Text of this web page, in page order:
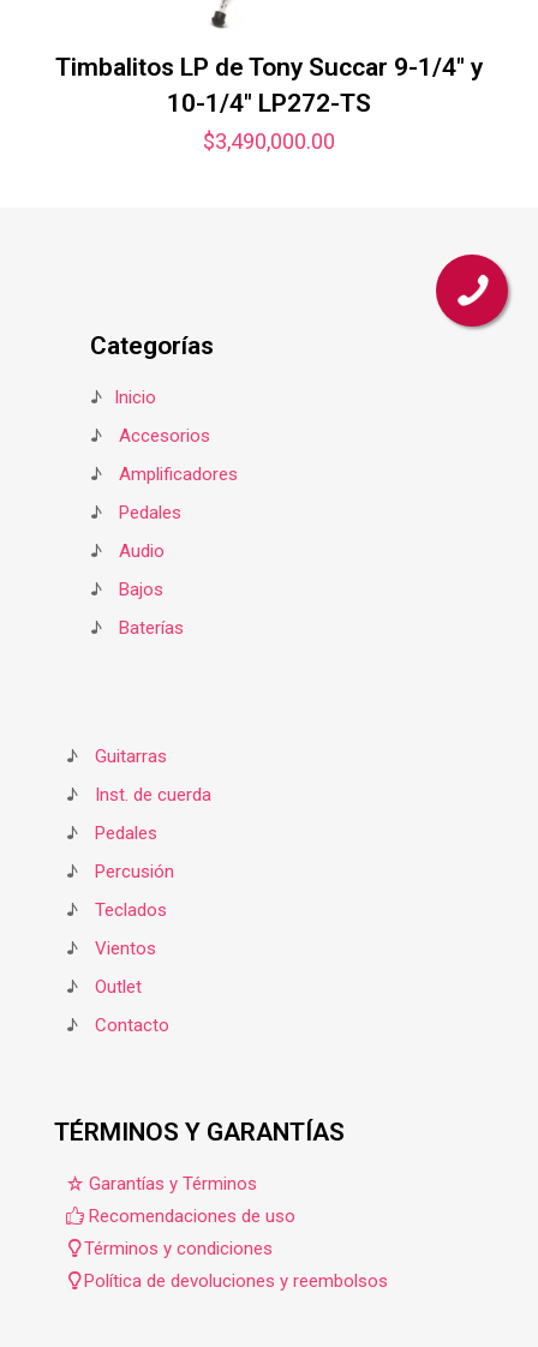
Timbalitos LP de Tony Succar 9-1/4″ y
10-1/4″ LP272-TS
$3,490,000.00
Categorías
♪
Inicio
♪
Accesorios
♪
Amplificadores
♪
Pedales
♪
Audio
♪
Bajos
♪
Baterías
♪
Guitarras
♪
Inst. de cuerda
♪
Pedales
♪
Percusión
♪
Teclados
♪
Vientos
♪
Outlet
♪
Contacto
TÉRMINOS Y GARANTÍAS
Garantías y Términos
Recomendaciones de uso
Términos y condiciones
Política de devoluciones y reembolsos